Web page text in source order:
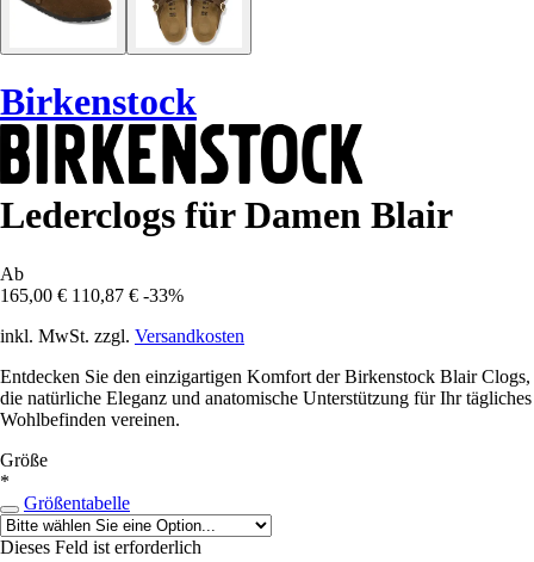
Birkenstock
Lederclogs für Damen Blair
Ab
165,00 € 110,87 € -33%
inkl. MwSt. zzgl. Versandkosten
Entdecken Sie den einzigartigen Komfort der Birkenstock Blair Clogs,
die natürliche Eleganz und anatomische Unterstützung für Ihr tägliches
Wohlbefinden vereinen.
Größe
*
Größentabelle
Dieses Feld ist erforderlich